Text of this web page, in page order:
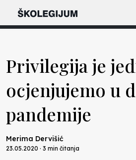
Privilegija je
ocjenjujemo u
pandemije
Merima Dervišić
23.05.2020 · 3 min čitanja